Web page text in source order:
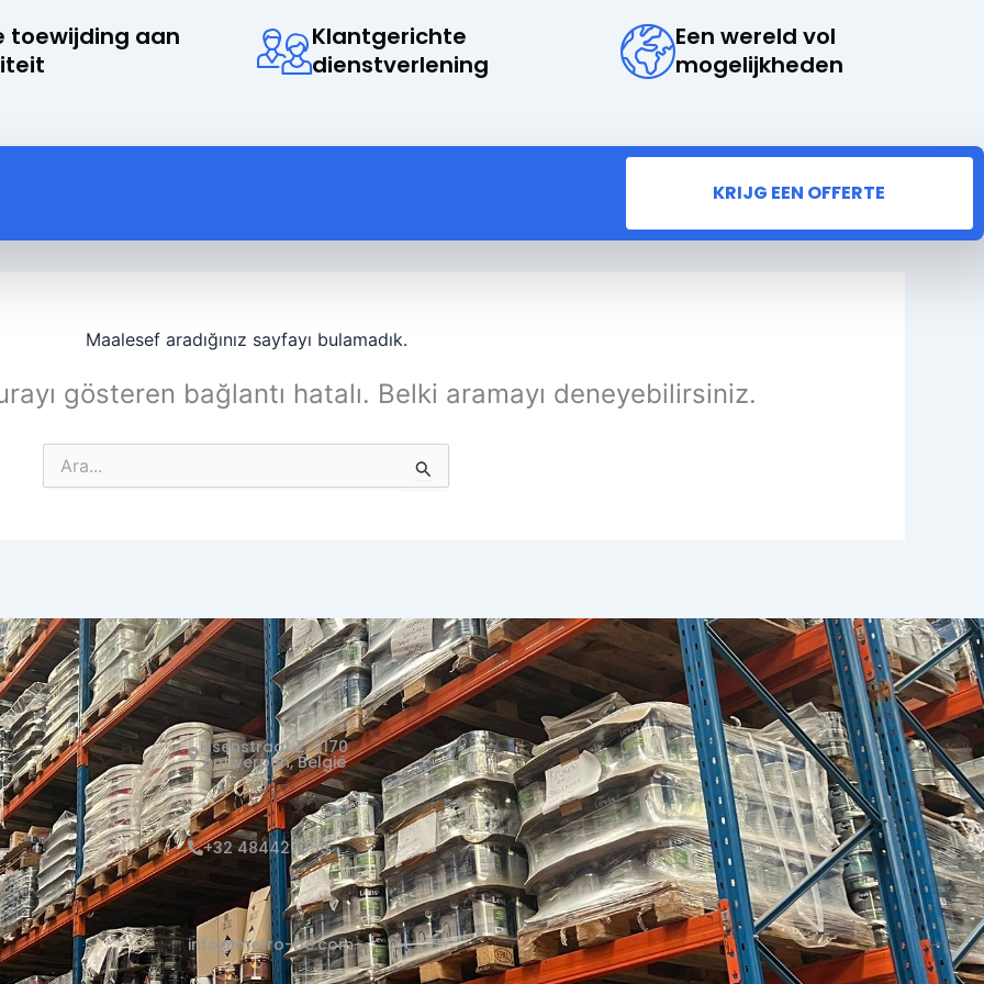
toewijding aan
Klantgerichte
dienstverlening
Een wereld vol
mogelijkheden
KRIJG EEN OFFERTE
Maalesef aradığınız sayfayı bulamadık.
gösteren bağlantı hatalı. Belki aramayı deneyebilirsiniz.
Search
for:
Elsenstraat 2, 2170
Antwerpen, België
+32 484427059
info@metro-be.com